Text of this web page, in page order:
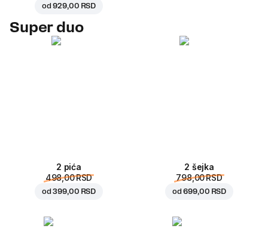
od929,00 RSD
Super duo
2 pića
498,00 RSD
od399,00 RSD
2 šejka
798,00 RSD
od699,00 RSD